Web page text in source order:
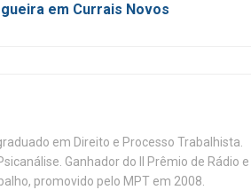
em Currais Novos
em Direito e Processo Trabalhista.
Ganhador do II Prêmio de Rádio e
promovido pelo MPT em 2008.